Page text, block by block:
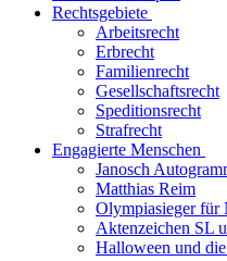
Rechtsgebiete
Arbeitsrecht
Erbrecht
Familienrecht
Gesellschaftsrecht
Speditionsrecht
Strafrecht
Engagierte Menschen
Janosch
Matthias Reim
Olympiasieger für
Aktenzeichen SL
Halloween und